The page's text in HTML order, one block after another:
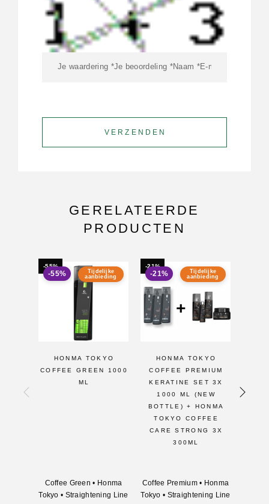
GERELATEERDE
PRODUCTEN
-55%
Tijdelijke
aanbieding
-55%
HONMA TOKYO
COFFEE GREEN 1000
ML
Coffee Green • Honma
Tokyo • Straightening Line
-21%
Tijdelijke
aanbieding
-21%
HONMA TOKYO
COFFEE PREMIUM
KERATINE SET 3X
1000 ML (NEW
BOTTLE) + HONMA
TOKYO COFFEE
CARE STRONG 3X
300ML
Coffee Premium• Honma
Tokyo • Straightening Line